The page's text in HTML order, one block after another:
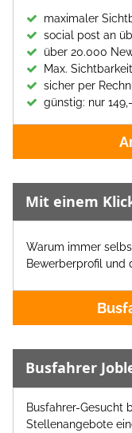
maximaler
social post an
über 20.000
Max.
sicher per
günstig: nur
Mit einem
Warum immer
Bewerberprofil und
Busfahrer
Busfahrer-Gesucht
Stellenangebote